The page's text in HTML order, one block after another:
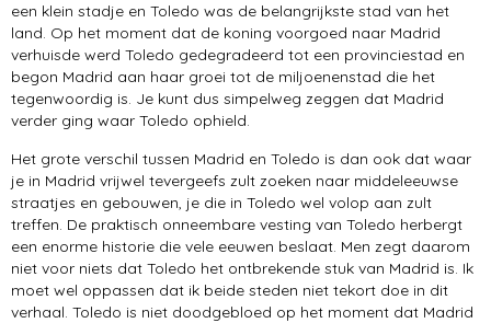
een klein stadje en Toledo was de belangrijkste stad van het
land. Op het moment dat de koning voorgoed naar Madrid
verhuisde werd Toledo gedegradeerd tot een provinciestad en
begon Madrid aan haar groei tot de miljoenenstad die het
tegenwoordig is. Je kunt dus simpelweg zeggen dat Madrid
verder ging waar Toledo ophield.
Het grote verschil tussen Madrid en Toledo is dan ook dat waar
je in Madrid vrijwel tevergeefs zult zoeken naar middeleeuwse
straatjes en gebouwen, je die in Toledo wel volop aan zult
treffen. De praktisch onneembare vesting van Toledo herbergt
een enorme historie die vele eeuwen beslaat. Men zegt daarom
niet voor niets dat Toledo het ontbrekende stuk van Madrid is. Ik
moet wel oppassen dat ik beide steden niet tekort doe in dit
verhaal. Toledo is niet doodgebloed op het moment dat Madrid